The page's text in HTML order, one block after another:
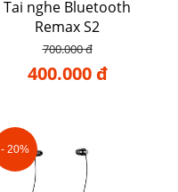
Tai nghe Bluetooth
Remax S2
700.000 đ
400.000 đ
- 20%